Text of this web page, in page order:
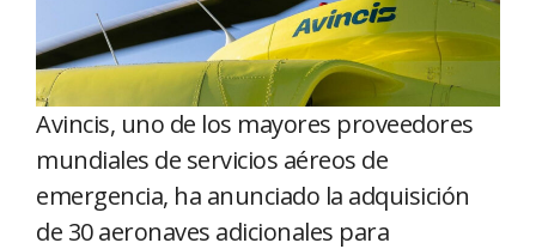
Avincis, uno de los mayores proveedores
mundiales de servicios aéreos de
emergencia, ha anunciado la adquisición
de 30 aeronaves adicionales para